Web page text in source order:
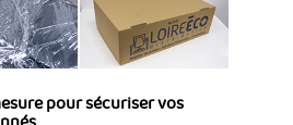
pour sécuriser vos